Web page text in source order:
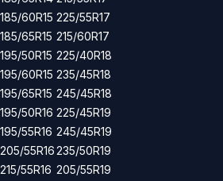
185/60R15
185/65R15
195/50R15
195/60R15
195/65R15
195/50R16
195/55R16
205/55R16
215/55R16
225/55R17
215/60R17
225/40R18
235/45R18
245/45R18
225/45R19
245/45R19
235/50R19
205/55R19